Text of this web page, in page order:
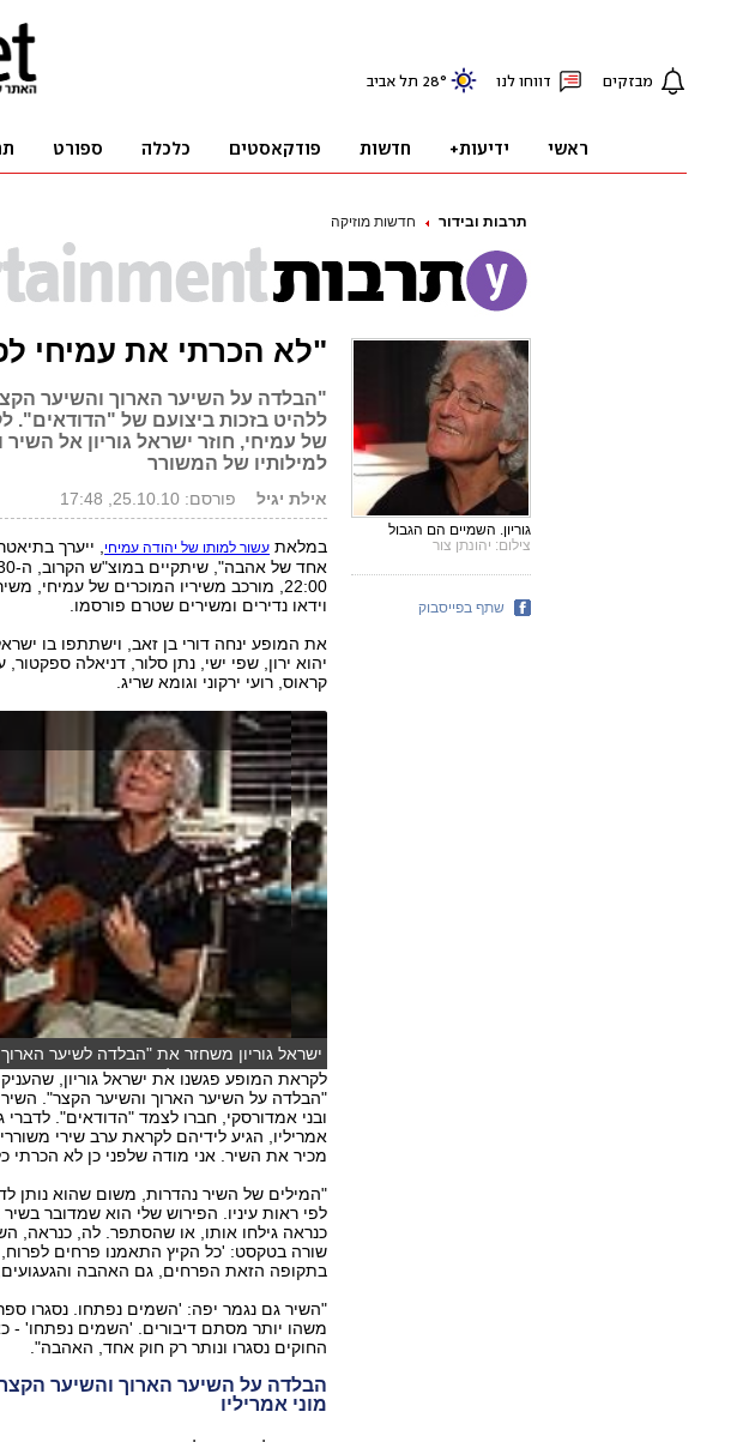
תרבות ובידור חדשות מוזיקה
"לא הכרתי את עמיחי
"הבלדה על השיער הארוך והשיער
ללהיט בזכות ביצועם של "הדודאים".
של עמיחי, חוזר ישראל גוריון אל
למילותיו של המשורר
אילת יגיל פורסם: 25.10.10, 17:48
במלאת עשור למותו של יהודה עמיחי, ייערך
22:00, מורכב משיריו המוכרים של עמיחי,
וידאו נדירים ומשירים שטרם פורסמו.
את המופע ינחה דורי בן זאב, וישתתפו בו
יהוא ירון, שפי ישי, נתן סלור, דניאלה
קראוס, רועי ירקוני וגומא שריג.
ישראל גוריון משחזר את "הבלדה לשיער הארוך
עריכה: רונה פפר) (צילום: יהונתן צור, עריכה:
לקראת המופע פגשנו את ישראל גוריון,
"הבלדה על השיער הארוך והשיער הקצר". השיר
ובני אמדורסקי, חברו לצמד "הדודאים". לדברי
אמריליו, הגיע לידיהם לקראת ערב שירי
מכיר את השיר. אני מודה שלפני כן לא הכרתי
"המילים של השיר נהדרות, משום שהוא נותן
לפי ראות עיניו. הפירוש שלי הוא שמדובר
כנראה גילחו אותו, או שהסתפר. לה, כנראה,
שורה בטקסט: 'כל הקיץ התאמנו פרחים
בתקופה הזאת הפרחים, גם האהבה
"השיר גם נגמר יפה: 'השמים נפתחו. נסגרו
משהו יותר מסתם דיבורים. 'השמים נפתחו' -
החוקים נסגרו ונותר רק חוק אחד, האהבה".
הבלדה על השיער הארוך והשיער הקצר
מוני אמריליו
גוריון. השמיים הם הגבול
צילום: יהונתן צור
שתף בפייסבוק